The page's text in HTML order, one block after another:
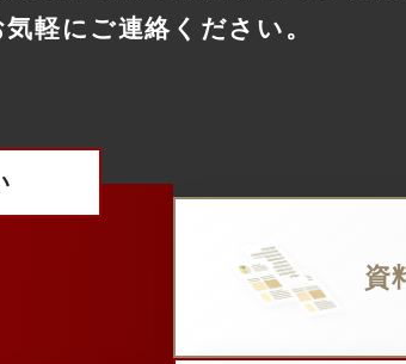
気軽にご連絡ください。
資